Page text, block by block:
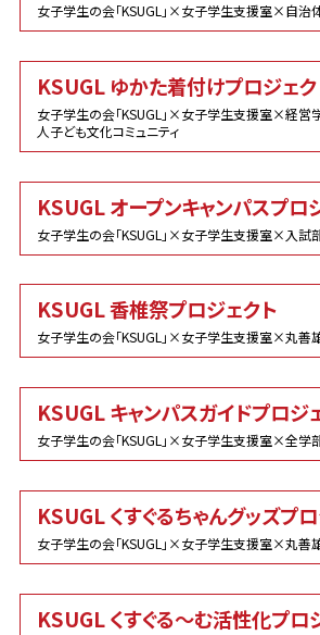
女子学生の会「KSUGL」×女子学生支援室×自
KSUGL ゆかた着付けプロジェク
女子学生の会「KSUGL」×女子学生支援室×経
人子ども文化コミュニティ
KSUGL オープンキャンパスプロ
女子学生の会「KSUGL」×女子学生支援室×入
KSUGL 香椎祭プロジェクト
女子学生の会「KSUGL」×女子学生支援室×丸善
KSUGL キャンパスガイドプロジ
女子学生の会「KSUGL」×女子学生支援室×全学
KSUGL くすぐるちゃんグッズプ
女子学生の会「KSUGL」×女子学生支援室×丸善
KSUGL くすぐる～む活性化プロ